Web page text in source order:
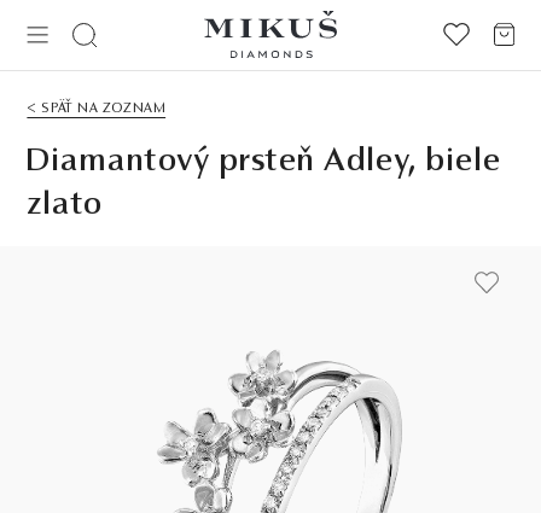
< SPÄŤ NA ZOZNAM
Diamantový prsteň Adley, biele
zlato